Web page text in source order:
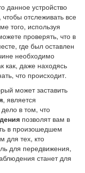
данное устройство
отслеживать все
того, используя
проверять, что в
где был оставлен
необходимо
как, даже находясь
что происходит.
может заставить
, является
в том, что
позволят вам в
в произошедшем
для тех, кто
для передвижения,
станет для